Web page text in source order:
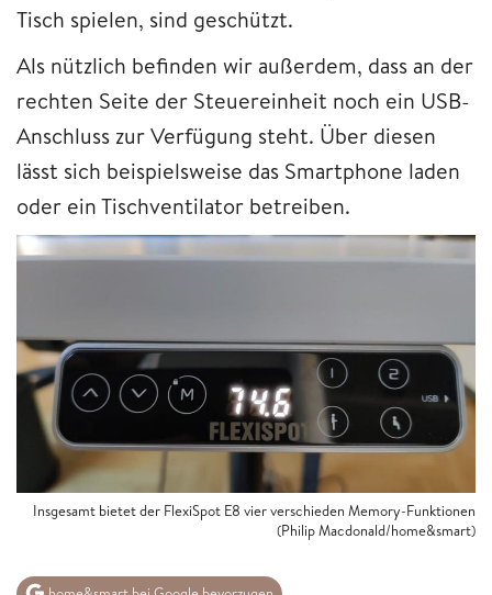
Tisch spielen, sind geschützt.
Als nützlich befinden wir außerdem, dass an der
rechten Seite der Steuereinheit noch ein USB-
Anschluss zur Verfügung steht. Über diesen
lässt sich beispielsweise das Smartphone laden
oder ein Tischventilator betreiben.
Insgesamt bietet der FlexiSpot E8 vier verschieden Memory-Funktionen
(Philip Macdonald/home&smart)